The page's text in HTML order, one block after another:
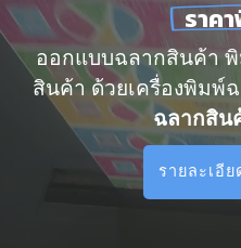
ราค
ออกแบบฉลากสินค้า
สินค้า ด้วยเครื่องพิมพ์ฉ
ฉลากสิน
รายละเอี